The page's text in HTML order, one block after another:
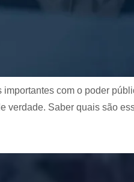
com o poder
verdade. Saber quais são